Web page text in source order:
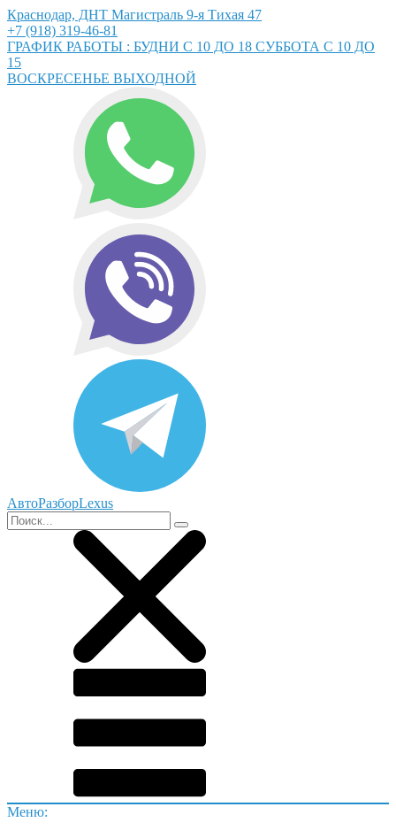
Краснодар, ДНТ Магистраль 9-я Тихая 47
+7 (918) 319-46-81
ГРАФИК РАБОТЫ : БУДНИ С 10 ДО 18 СУББОТА С 10 ДО
15
ВОСКРЕСЕНЬЕ ВЫХОДНОЙ
АвтоРазборLexus
Меню: